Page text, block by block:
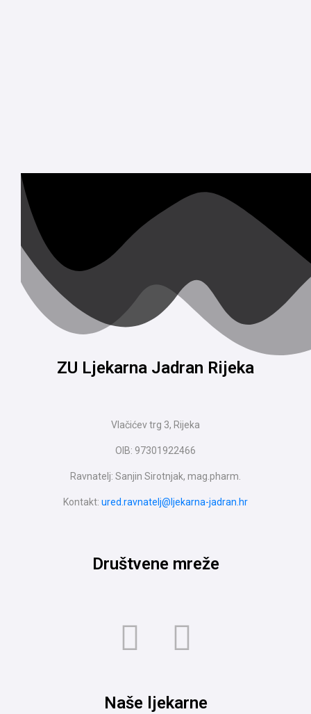
ZU Ljekarna Jadran Rijeka
Vlačićev trg 3, Rijeka
OIB: 97301922466
Ravnatelj: Sanjin Sirotnjak, mag.pharm.
Kontakt: ured.ravnatelj@ljekarna-jadran.hr
Društvene mreže
Naše ljekarne